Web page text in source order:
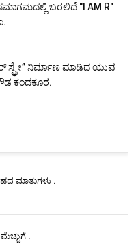
ಬರಲಿದೆ "I AM R"
ಸ್ಪ್ರೇ” ನಿರ್ಮಾಣ ಮಾಡಿದ ಯುವ
ಕಂದಕೂರ.
ಮಾತುಗಳು .
.